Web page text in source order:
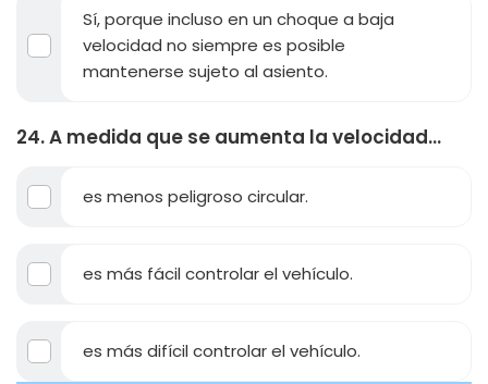
Sí, porque incluso en un choque a baja
velocidad no siempre es posible
mantenerse sujeto al asiento.
24. A medida que se aumenta la velocidad...
es menos peligroso circular.
es más fácil controlar el vehículo.
es más difícil controlar el vehículo.